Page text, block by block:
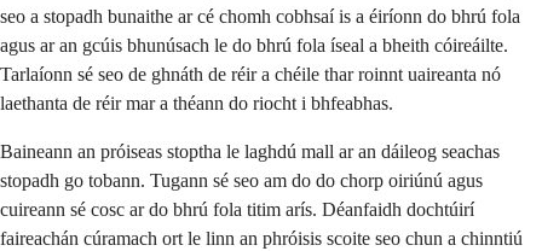
seo a stopadh bunaithe ar cé chomh cobhsaí is a éiríonn do bhrú fola
agus ar an gcúis bhunúsach le do bhrú fola íseal a bheith cóireáilte.
Tarlaíonn sé seo de ghnáth de réir a chéile thar roinnt uaireanta nó
laethanta de réir mar a théann do riocht i bhfeabhas.
Baineann an próiseas stoptha le laghdú mall ar an dáileog seachas
stopadh go tobann. Tugann sé seo am do do chorp oiriúnú agus
cuireann sé cosc ar do bhrú fola titim arís. Déanfaidh dochtúirí
faireachán cúramach ort le linn an phróisis scoite seo chun a chinntiú